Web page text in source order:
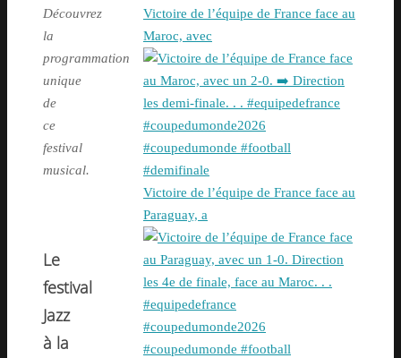
Découvrez
la
programmation
unique
de
ce
festival
musical.
Le
festival
Jazz
à la
Victoire de l’équipe de France face au
Maroc, avec
Victoire de l’équipe de France face au
Paraguay, a